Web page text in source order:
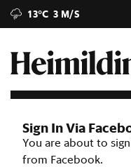
13°C 3 M/S
Sign In Via
You are about to
from Facebook.